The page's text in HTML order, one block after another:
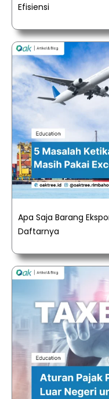
Efisiensi
Apa Saja Barang
Daftarnya